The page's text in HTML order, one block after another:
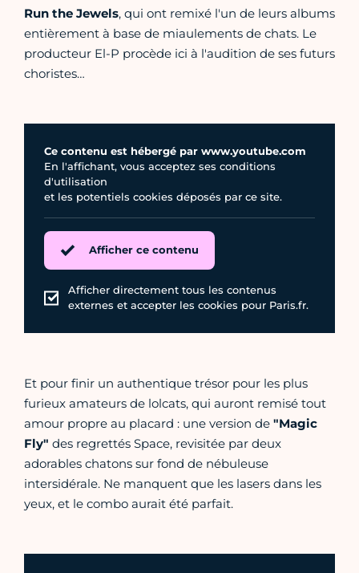
Run the Jewels, qui ont remixé l'un de leurs albums
entièrement à base de miaulements de chats. Le
producteur El-P procède ici à l'audition de ses futurs
choristes…
Ce contenu est hébergé par www.youtube.com
En l'affichant, vous acceptez ses conditions
d'utilisation
et les potentiels cookies déposés par ce site.
Afficher ce contenu
Afficher directement tous les contenus
externes et accepter les cookies pour Paris.fr.
Et pour finir un authentique trésor pour les plus
furieux amateurs de lolcats, qui auront remisé tout
amour propre au placard : une version de "Magic
Fly" des regrettés Space, revisitée par deux
adorables chatons sur fond de nébuleuse
intersidérale. Ne manquent que les lasers dans les
yeux, et le combo aurait été parfait.